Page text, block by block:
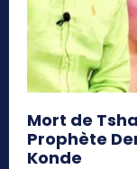
Mort de
Prophète
Konde